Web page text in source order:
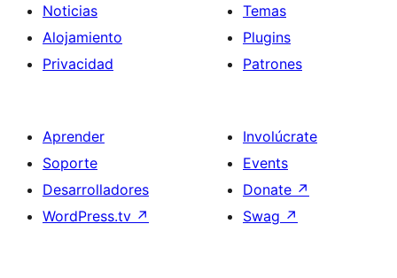
Noticias
Alojamiento
Privacidad
Temas
Plugins
Patrones
Aprender
Soporte
Desarrolladores
WordPress.tv ↗
Involúcrate
Events
Donate ↗
Swag ↗